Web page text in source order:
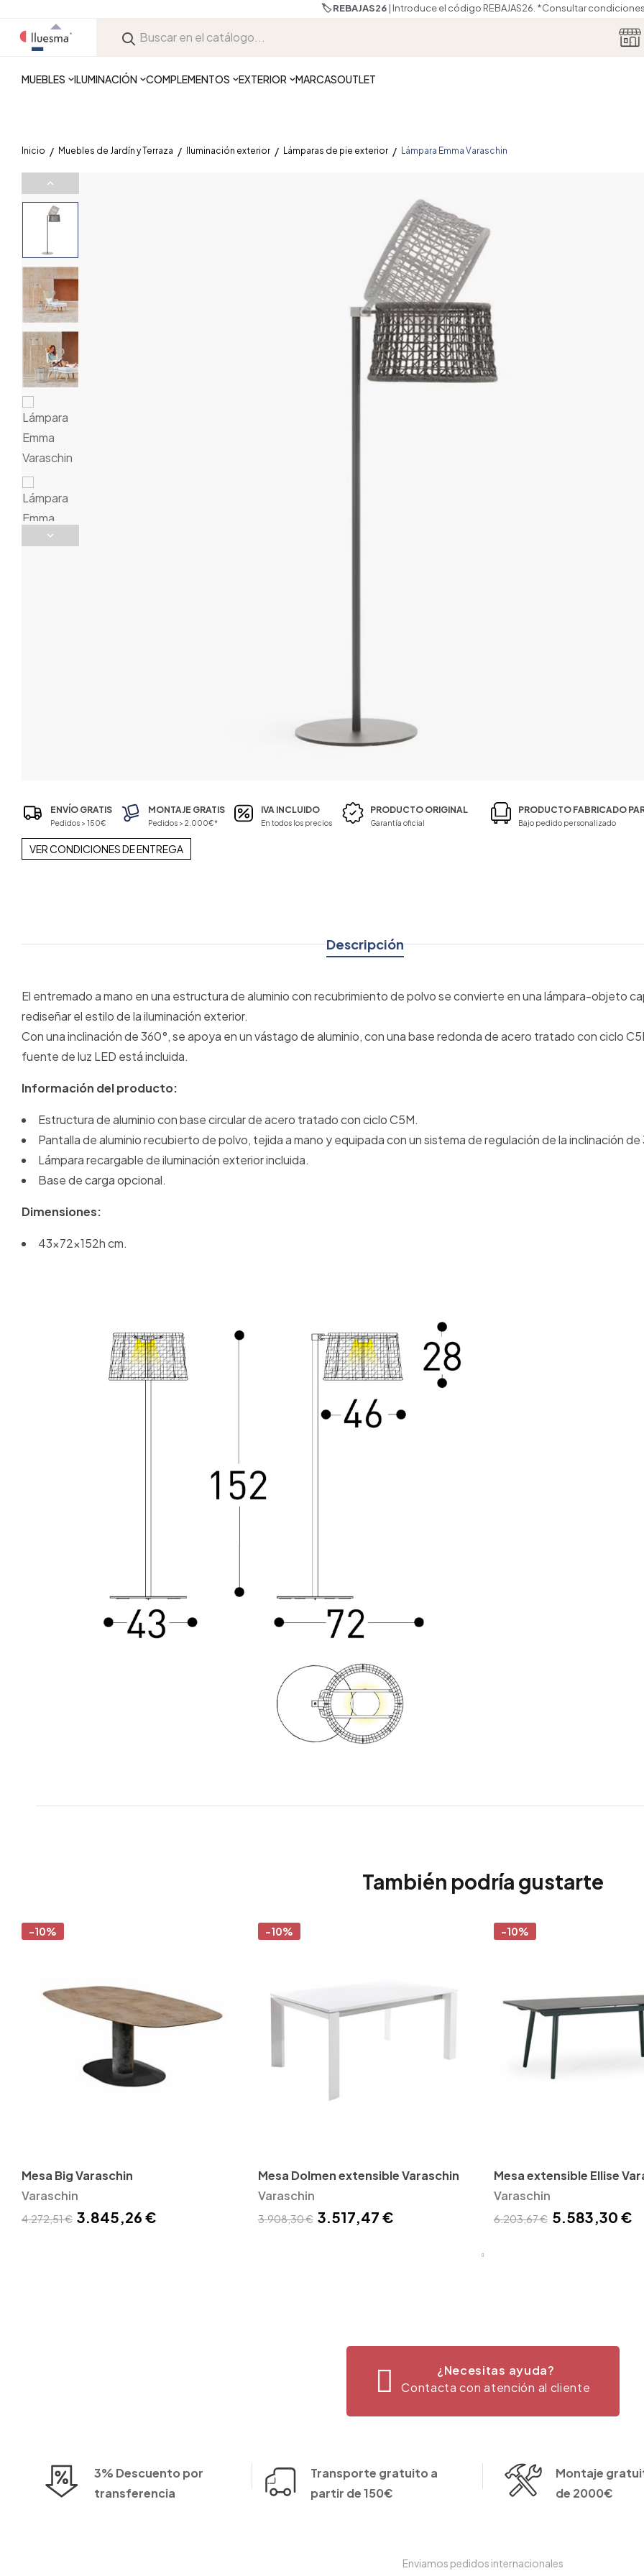
🏷️ REBAJAS26| Introduce el código REBAJAS26. *Consultar
MUEBLES ILUMINACIÓN COMPLEMENTOS EXTERIOR MARCASOUTLET
Inicio Muebles de Jardín y Terraza Iluminación exterior Lámparas de pie exterior Lámpara Emma Varaschin
ENVÍO GRATIS
Pedidos > 150€
MONTAJE GRATIS
Pedidos > 2.000€*
IVA INCLUIDO
En todos los precios
PRODUCTO ORIGINAL
Garantía oficial
PRODUCTO FABRICADO
Bajo pedido personalizado
VER CONDICIONES DE ENTREGA
Descripción
El entremado a mano en una estructura de aluminio con recubrimiento de polvo se convierte en una lámpara-objeto
rediseñar el estilo de la iluminación exterior.
Con una inclinación de 360°, se apoya en un vástago de aluminio, con una base redonda de acero tratado con ciclo
fuente de luz LED está incluida.
Información del producto:
Estructura de aluminio con base circular de acero tratado con ciclo C5M.
Pantalla de aluminio recubierto de polvo, tejida a mano y equipada con un sistema de regulación de la inclinación de
Lámpara recargable de iluminación exterior incluida.
Base de carga opcional.
Dimensiones:
43x72x152h cm.
También podría gustarte
-10%
Mesa Big Varaschin
Varaschin
4.272,51 € 3.845,26 €
-10%
Mesa Dolmen extensible Varaschin
Varaschin
3.908,30 € 3.517,47 €
-10%
Mesa extensible Ellise
Varaschin
6.203,67 € 5.583,30 €
¿Necesitas ayuda?
Contacta con atención al cliente
3% Descuento por
transferencia
Transporte gratuito a
partir de 150€
Montaje
de 2000€
Enviamos pedidos internacionales